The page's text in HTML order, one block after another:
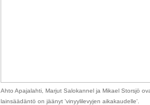
Ahto Apajalahti, Marjut Salokannel ja Mikael Storsjö
lainsäädäntö on jäänyt 'vinyylilevyjen aikakaudelle'.